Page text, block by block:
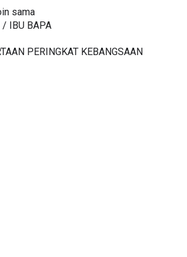
sama
/ IBU BAPA
PERINGKAT KEBANGSAAN